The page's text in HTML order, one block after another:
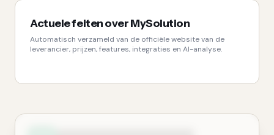
Actuele feiten overMySolution
Automatisch verzameld van de officiële website van de
leverancier, prijzen, features, integraties en AI-analyse.